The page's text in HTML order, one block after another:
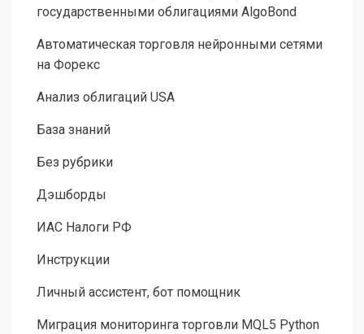
государственными облигациями AlgoBond
Автоматическая торговля нейронными сетями
на Форекс
Анализ облигаций USA
База знаний
Без рубрики
Дэшборды
ИАС Налоги РФ
Инструкции
Личный ассистент, бот помощник
Миграция мониторинга торговли MQL5 Python